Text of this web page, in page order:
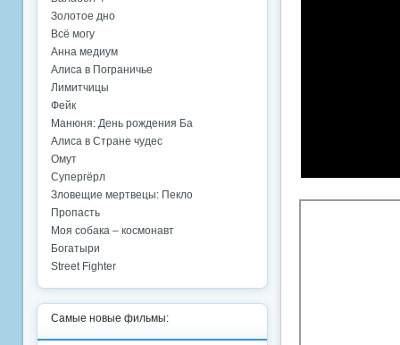
Золотое дно
Всё могу
Анна медиум
Алиса в Пограничье
Лимитчицы
Фейк
Манюня: День рождения Ба
Алиса в Стране чудес
Омут
Супергёрл
Зловещие мертвецы: Пекло
Пропасть
Моя собака – космонавт
Богатыри
Street Fighter
Самые новые фильмы: